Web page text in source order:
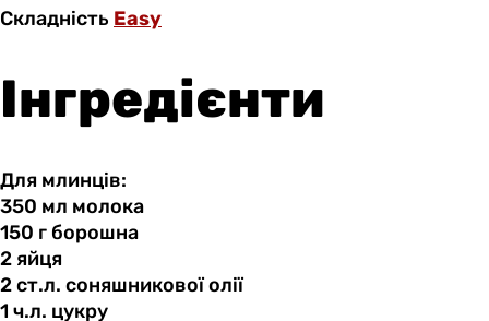
Складність Easy
Інгредієнти
Для млинців:
350 мл молока
150 г борошна
2 яйця
2 ст.л. соняшниковоїолії
1 ч.л. цукру